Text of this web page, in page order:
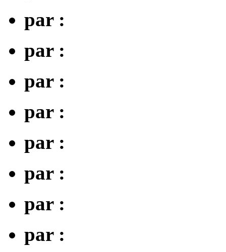
par :
par :
par :
par :
par :
par :
par :
par :